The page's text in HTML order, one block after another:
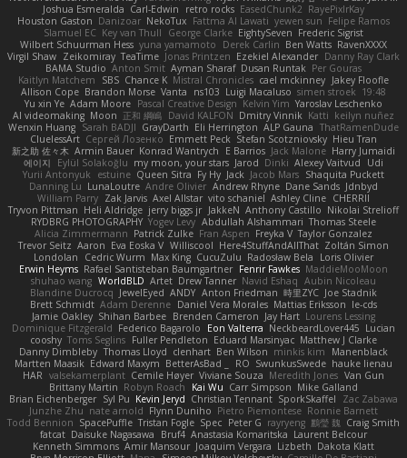
Joshua Esmeralda Carl-Edwin retro rocks EasedChunk2 RayePixlrKay
Houston Gaston Danizoar NekoTux Fattma Al Lawati yewen sun Felipe Ramos
Slamuel EC Key van Thull George Clarke EightySeven Frederic Sigrist
Wilbert Schuurman Hess yuna yamamoto Derek Carlin Ben Watts RavenXXXX
Virgil Shaw Zeikomiray TeaTime Jonas Printzen Ezekiel Alexander Danny Ray Clark
BAMA Studio Anton Smit Ayman Sharaf Dusan Runtak Per Gouras
Kaitlyn Matchem
SBS Chance K Mistral Chronicles cael mckinney Jakey Floofle
Allison Cope Brandon Morse Vanta ns103 Luigi Macaluso simen stroek 19:48
Yu xin Ye Adam Moore Pascal Creative Design Kelvin Yim Yaroslav Leschenko
AI videomaking Moon 正和 綱嶋 David KALFON Dmitry Vinnik Katti keilyn nuñez
Wenxin Huang Sarah BADJI GrayDarth Eli Herrington ALP Gauna ThatRamenDude
CluelessArt Cергей Лозенко Emmett Peck Stefan Scotzniovsky Hieu Tran
新之助 佐々木 Armin Bauer Konrad Wantrych E Barrios Jack Malone Harry Jumaidi
에이지
Eylül Solakoğlu my moon, your stars Jarod Dinki Alexey Vaitvud
Udi
Yurii Antonyuk
estuine Queen Sitra Fy Hy Jack Jacob Mars Shaquita Puckett
Danning Lu LunaLoutre Andre Olivier Andrew Rhyne Dane Sands Jdnbyd
William Parry Zak Jarvis Axel Allstar vito schaniel Ashley Cline CHERRII
Tryvon Pittman Heli Aldridge jerry biggs jr JakkeN Anthony Castillo Nikolai Strelioff
RYDBRG PHOTOGRAPHY Yogev Levy Abdullah Alshammari Thomas Steele
Alicia Zimmermann Patrick Zulke Fran Aspen Freyka V Taylor Gonzalez
Trevor Seitz Aaron Eva Eoska V Williscool Here4StuffAndAllThat Zoltán Simon
Londolan
Cedric Wurm Max King CucuZulu Radosław Bela
Loris Olivier
Erwin Heyms Rafael Santisteban Baumgartner Fenrir Fawkes MaddieMooMoon
shuhao wang WorldBLD Artet Drew Tanner Navid Eshaq Aubin Nicoleau
Blandine Ducrocq JewelEyed ANDY Anton Friedman 時里ZYC Joe Stadnik
Brett Schmidt Adam Derenne Daniel Vera Morales Mattias Eriksson le-cds
Jamie Oakley Shihan Barbee Brenden Cameron Jay Hart Lourens Lessing
Dominique Fitzgerald Federico Bagarolo Eon Valterra NeckbeardLover445 Lucian
cooshy Toms Seglins Fuller Pendleton Eduard Marsinyac Matthew J Clarke
Danny Dimbleby Thomas Lloyd clenhart Ben Wilson minkis kim
Manenblack
Martten Maasik Edward Maxym BetterAsBad _ RO SwunkusSwede hauke lienau
HAR valsekamerplant Cemile Høyer Viviane Souza Meredith Jones Van Gun
Brittany Martin Robyn Roach Kai Wu Carr Simpson Mike Galland
Brian Eichenberger Syl Pu Kevin Jeryd Christian Tennant SporkSkaffel
Zac Zabawa
Junzhe Zhu nate arnold Flynn Duniho Pietro Piemontese Ronnie Barnett
Todd Bennion SpacePuffle Tristan Fogle Spec Peter G rayryeng 鸝瑩 魏 Craig Smith
fatcat Daisuke Nagasawa Bruf4 Anastasia Komaritska Laurent Belcour
Kenneth Simmons Amir Mansour Joaquim Vergara Lizbeth Dakota Klatt